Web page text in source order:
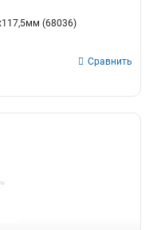
(68036)
Сравнить